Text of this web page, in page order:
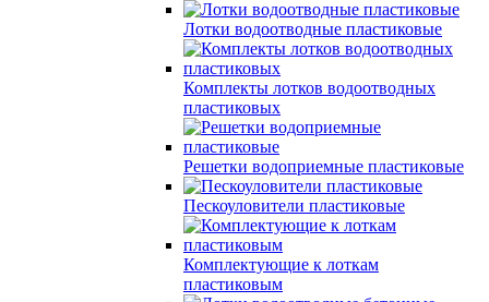
Лотки водоотводные пластиковые
Комплекты лотков водоотводных
пластиковых
Решетки водоприемные пластиковые
Пескоуловители пластиковые
Комплектующие к лоткам
пластиковым